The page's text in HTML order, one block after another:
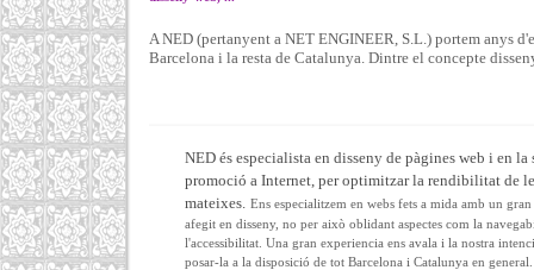
A NED (pertanyent a NET ENGINEER, S.L.) portem anys
Barcelona i la resta de Catalunya. Dintre el concepte
NED és especialista en disseny de pàgines web i en la
promoció a Internet, per optimitzar la rendibilitat de
mateixes. Ens especialitzem en webs fets a mida amb un
afegit en disseny, no per això oblidant aspectes com la
l'accessibilitat. Una gran experiencia ens avala i la nostra
posar-la a la disposició de tot Barcelona i Catalunya en general.